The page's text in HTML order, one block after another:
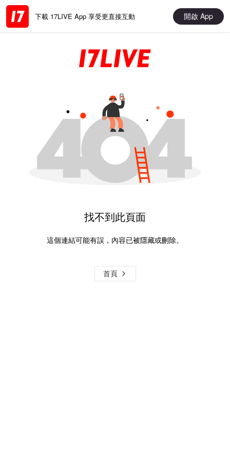
下載 17LIVE App 享受更直接互動 開啟 App
找不到此頁面
這個連結可能有誤，內容已被隱藏或刪除。
首頁